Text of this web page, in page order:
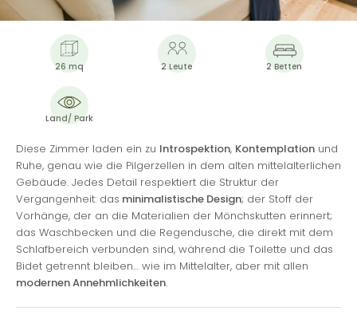
26 mq 2 Leute 2 Betten
Land/ Park
Diese Zimmer laden ein zu Introspektion, Kontemplation und
Ruhe, genau wie die Pilgerzellen in dem alten mittelalterlichen
Gebäude. Jedes Detail respektiert die Struktur der
Vergangenheit: das minimalistische Design; der Stoff der
Vorhänge, der an die Materialien der Mönchskutten erinnert;
das Waschbecken und die Regendusche, die direkt mit dem
Schlafbereich verbunden sind, während die Toilette und das
Bidet getrennt bleiben… wie im Mittelalter, aber mit allen
modernen Annehmlichkeiten.